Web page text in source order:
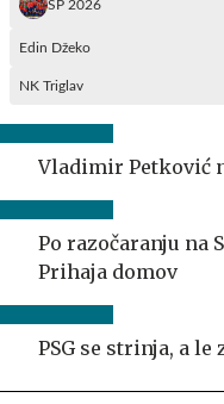
SP 2026
Edin Džeko
NK Triglav
Vladimir Petković
Po razočaranju na
Prihaja domov
PSG se strinja, a